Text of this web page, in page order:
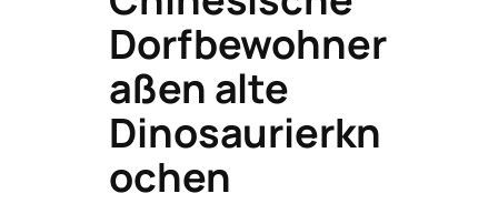
Dorfbewohner
aßen alte
Dinosaurierkn
ochen